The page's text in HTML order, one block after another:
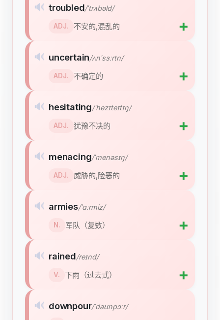
🔊 troubled/ˈtrʌbəld/
ADJ. 不安的,混乱的 ➕
🔊 uncertain/ʌnˈsɜːrtn/
ADJ. 不确定的 ➕
🔊 hesitating/ˈhezɪteɪtɪŋ/
ADJ. 犹豫不决的 ➕
🔊 menacing/ˈmenəsɪŋ/
ADJ. 威胁的,险恶的 ➕
🔊 armies/ˈɑːrmiz/
N. 军队（复数） ➕
🔊 rained/reɪnd/
V. 下雨（过去式） ➕
🔊 downpour/ˈdaʊnpɔːr/